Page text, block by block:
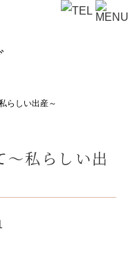
らしい出産～
～私らしい出